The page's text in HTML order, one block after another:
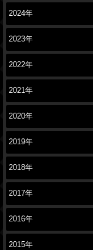
2024年
2023年
2022年
2021年
2020年
2019年
2018年
2017年
2016年
2015年